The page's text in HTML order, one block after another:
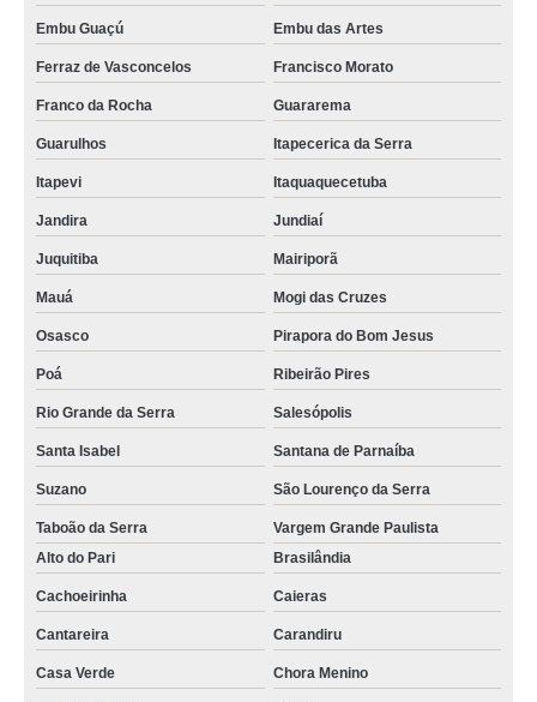
Embu Guaçú Embu das Artes
Ferraz de Vasconcelos Francisco Morato
Franco da Rocha Guararema
Guarulhos Itapecerica da Serra
Itapevi Itaquaquecetuba
Jandira Jundiaí
Juquitiba Mairiporã
Mauá Mogi das Cruzes
Osasco Pirapora do Bom Jesus
Poá Ribeirão Pires
Rio Grande da Serra Salesópolis
Santa Isabel Santana de Parnaíba
Suzano São Lourenço da Serra
Taboão da Serra
Vargem Grande Paulista
Alto do Pari
Brasilândia
Cachoeirinha Caieras
Cantareira Carandiru
Casa Verde Chora Menino